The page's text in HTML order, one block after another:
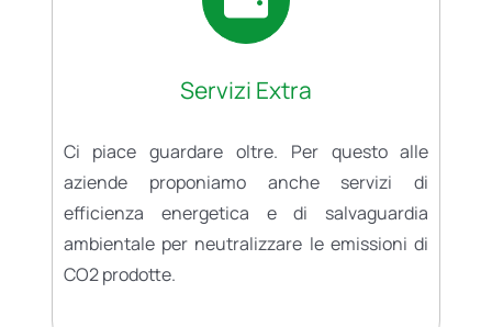
Servizi Extra
Ci piace guardare oltre. Per questo alle
aziende proponiamo anche servizi di
efficienza energetica e di salvaguardia
ambientale per neutralizzare le emissioni di
CO2 prodotte.